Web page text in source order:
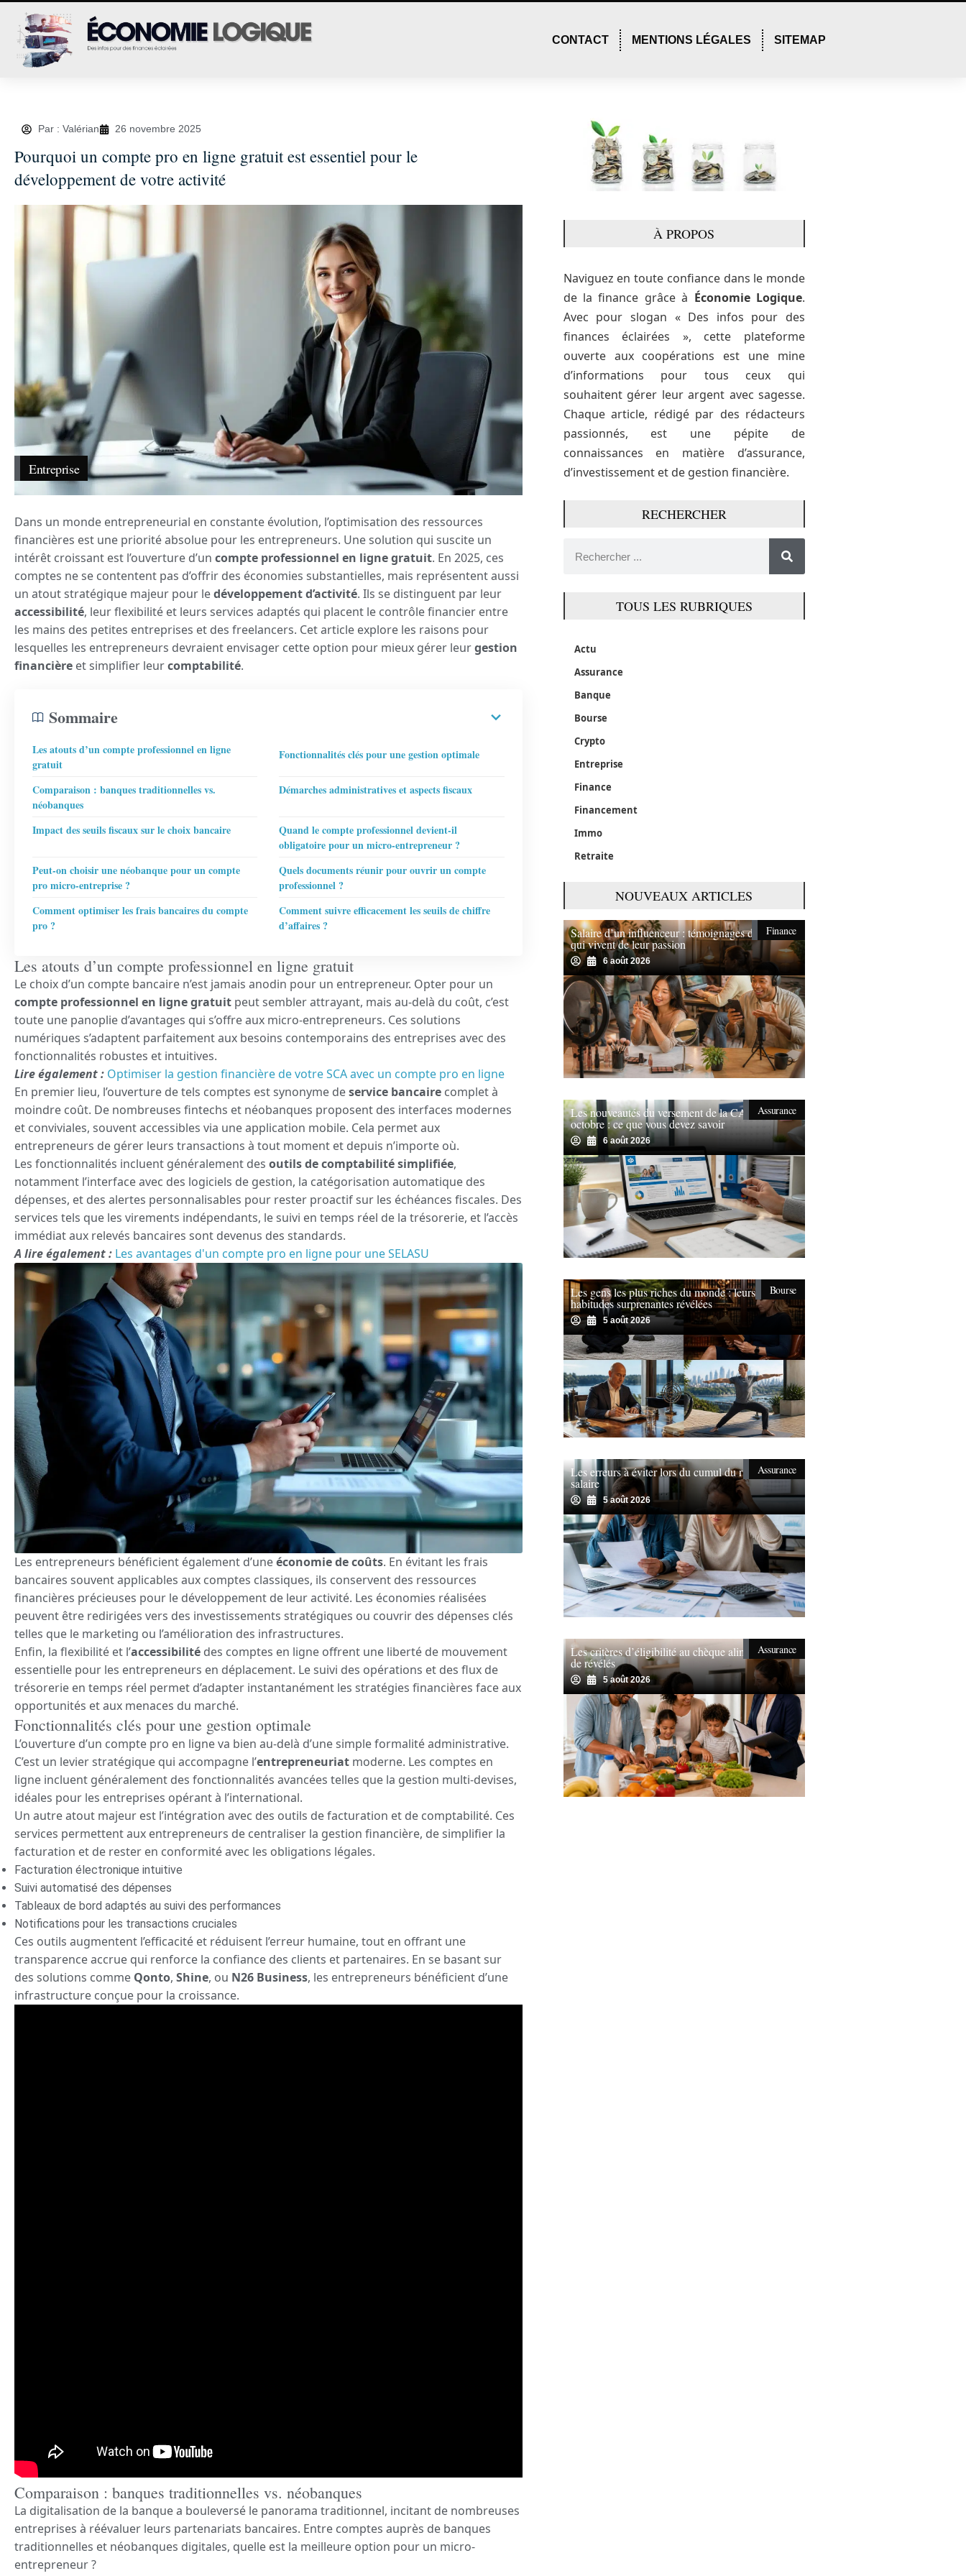
CONTACT MENTIONS LÉGALES SITEMAP
Par : Valérian 26 novembre 2025
Pourquoi un compte pro en ligne gratuit est essentiel pour le
développement de votre activité
Entreprise
Dans un monde entrepreneurial en constante évolution, l’optimisation des ressources
financières est une priorité absolue pour les entrepreneurs. Une solution qui suscite un
intérêt croissant est l’ouverture d’un compte professionnel en ligne gratuit. En 2025, ces
comptes ne se contentent pas d’offrir des économies substantielles, mais représentent aussi
un atout stratégique majeur pour ledéveloppement d’activité. Ils se distinguent par leur
accessibilité, leur flexibilité et leurs services adaptés qui placent le contrôle financier entre
les mains des petites entreprises et des freelancers. Cet article explore les raisons pour
lesquelles les entrepreneurs devraient envisager cette option pour mieux gérer leurgestion
financière et simplifier leurcomptabilité.
Sommaire
Les atouts d’un compte professionnel en ligne
gratuit
Fonctionnalités clés pour une gestion optimale
Comparaison : banques traditionnelles vs.
néobanques
Démarches administratives et aspects fiscaux
Impact des seuils fiscaux sur le choix bancaire
Quand le compte professionnel devient-il
obligatoire pour un micro-entrepreneur ?
Peut-on choisir une néobanque pour un compte
pro micro-entreprise ?
Quels documents réunir pour ouvrir un compte
professionnel ?
Comment optimiser les frais bancaires du compte
pro ?
Comment suivre efficacement les seuils de chiffre
d’affaires ?
Les atouts d’un compte professionnel en ligne gratuit
Le choix d’un compte bancaire n’est jamais anodin pour un entrepreneur. Opter pour un
compte professionnel en ligne gratuit peut sembler attrayant, mais au-delà du coût, c’est
toute une panoplie d’avantages qui s’offre aux micro-entrepreneurs. Ces solutions
numériques s’adaptent parfaitement aux besoins contemporains des entreprises avec des
fonctionnalités robustes et intuitives.
Lire également : Optimiser la gestion financière de votre SCA avec un compte pro en ligne
En premier lieu, l’ouverture de tels comptes est synonyme deservice bancaire complet à
moindre coût. De nombreuses fintechs et néobanques proposent des interfaces modernes
et conviviales, souvent accessibles via une application mobile. Cela permet aux
entrepreneurs de gérer leurs transactions à tout moment et depuis n’importe où.
Les fonctionnalités incluent généralement des outils de comptabilité simplifiée,
notamment l’interface avec des logiciels de gestion, la catégorisation automatique des
dépenses, et des alertes personnalisables pour rester proactif sur les échéances fiscales. Des
services tels que les virements indépendants, le suivi en temps réel de la trésorerie, et l’accès
immédiat aux relevés bancaires sont devenus des standards.
A lire également : Les avantages d'un compte pro en ligne pour une SELASU
Les entrepreneurs bénéficient également d’uneéconomie de coûts. En évitant les frais
bancaires souvent applicables aux comptes classiques, ils conservent des ressources
financières précieuses pour le développement de leur activité. Les économies réalisées
peuvent être redirigées vers des investissements stratégiques ou couvrir des dépenses clés
telles que le marketing ou l’amélioration des infrastructures.
Enfin, la flexibilité et l’accessibilité des comptes en ligne offrent une liberté de mouvement
essentielle pour les entrepreneurs en déplacement. Le suivi des opérations et des flux de
trésorerie en temps réel permet d’adapter instantanément les stratégies financières face aux
opportunités et aux menaces du marché.
Fonctionnalités clés pour une gestion optimale
L’ouverture d’un compte pro en ligne va bien au-delà d’une simple formalité administrative.
C’est un levier stratégique qui accompagne l’entrepreneuriat moderne. Les comptes en
ligne incluent généralement des fonctionnalités avancées telles que la gestion multi-devises,
idéales pour les entreprises opérant à l’international.
Un autre atout majeur est l’intégration avec des outils de facturation et de comptabilité. Ces
services permettent aux entrepreneurs de centraliser la gestion financière, de simplifier la
facturation et de rester en conformité avec les obligations légales.
Facturation électronique intuitive
Suivi automatisé des dépenses
Tableaux de bord adaptés au suivi des performances
Notifications pour les transactions cruciales
Ces outils augmentent l’efficacité et réduisent l’erreur humaine, tout en offrant une
transparence accrue qui renforce la confiance des clients et partenaires. En se basant sur
des solutions comme Qonto, Shine, ou N26 Business, les entrepreneurs bénéficient d’une
infrastructure conçue pour la croissance.
Comparaison : banques traditionnelles vs. néobanques
La digitalisation de la banque a bouleversé le panorama traditionnel, incitant de nombreuses
entreprises à réévaluer leurs partenariats bancaires. Entre comptes auprès de banques
traditionnelles et néobanques digitales, quelle est la meilleure option pour un micro-
entrepreneur ?
À PROPOS
Naviguez en toute confiance dans le monde
de la finance grâce à Économie Logique.
Avec pour slogan « Des infos pour des
finances éclairées », cette plateforme
ouverte aux coopérations est une mine
d’informations pour tous ceux qui
souhaitent gérer leur argent avec sagesse.
Chaque article, rédigé par des rédacteurs
passionnés, est une pépite de
connaissances en matière d’assurance,
d’investissement et de gestion financière.
RECHERCHER
TOUS LES RUBRIQUES
Actu
Assurance
Banque
Bourse
Crypto
Entreprise
Finance
Financement
Immo
Retraite
NOUVEAUX ARTICLES
Finance
Salaire d’un influenceur : témoignages de ceux
qui vivent de leur passion
6 août 2026
Assurance
Les nouveautés du versement de la CAF en
octobre : ce que vous devez savoir
6 août 2026
Bourse
Les gens les plus riches du monde : leurs
habitudes surprenantes révélées
5 août 2026
Assurance
Les erreurs à éviter lors du cumul du rsa et
salaire
5 août 2026
Assurance
Les critères d’éligibilité au chèque alimentaire
de révélés
5 août 2026